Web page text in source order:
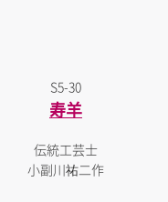
S5-30
寿羊
伝統工芸士
小副川祐二作